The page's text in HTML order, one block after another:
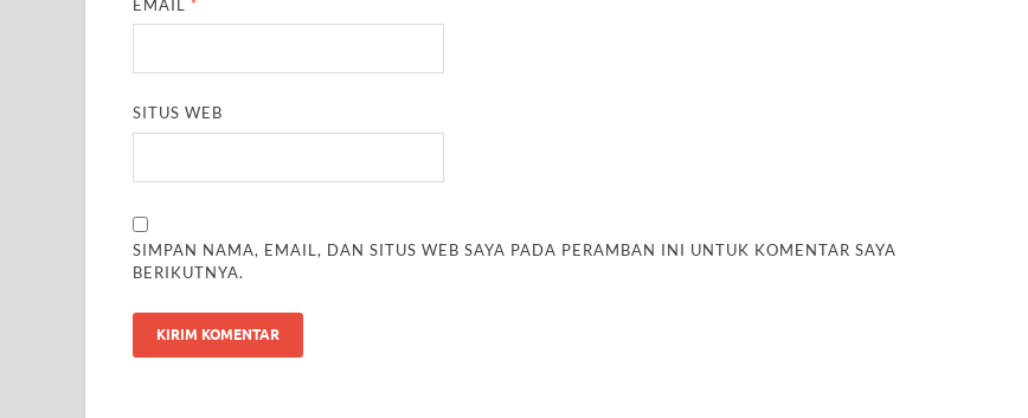
EMAIL *
SITUS WEB
SIMPAN NAMA, EMAIL, DAN SITUS WEB SAYA PADA PERAMBAN INI UNTUK KOMENTAR SAYA
BERIKUTNYA.